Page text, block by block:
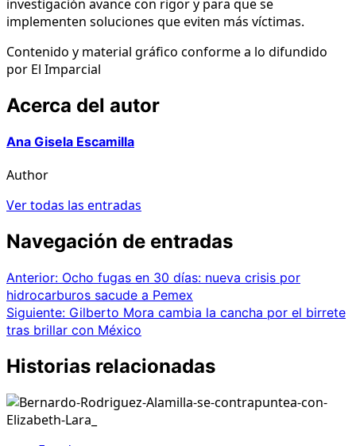
investigación avance con rigor y para que se
implementen soluciones que eviten más víctimas.
Contenido y material gráfico conforme a lo difundido
por El Imparcial
Acerca del autor
Ana Gisela Escamilla
Author
Ver todas las entradas
Navegación de entradas
Anterior: Ocho fugas en 30 días: nueva crisis por
hidrocarburos sacude a Pemex
Siguiente: Gilberto Mora cambia la cancha por el birrete
tras brillar con México
Historias relacionadas